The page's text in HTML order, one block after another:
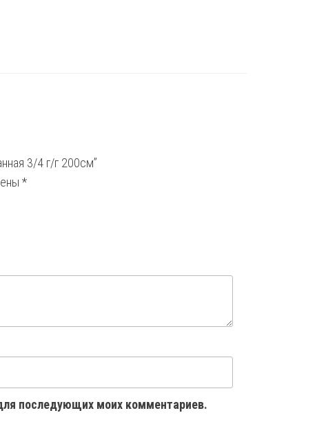
3/4 г/г 200см”
*
последующих моих комментариев.